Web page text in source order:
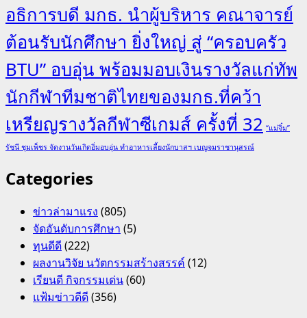
อธิการบดี มกธ. นำผู้บริหาร คณาจารย์
ต้อนรับนักศึกษา ยิ่งใหญ่ สู่ “ครอบครัว
BTU” อบอุ่น พร้อมมอบเงินรางวัลแก่ทัพ
นักกีฬาทีมชาติไทยของมกธ.ที่คว้า
เหรียญรางวัลกีฬาซีเกมส์ ครั้งที่ 32 “แม่จิ๋ม”
รัชนี ชุมเพ็ชร จัดงานวันเกิดอิ่มอบอุ่น ทำอาหารเลี้ยงนักบาสฯ เบญจมราชานุสรณ์
Categories
ข่าวล่ามาแรง (805)
จัดอันดับการศึกษา (5)
ทุนดีดี(222)
ผลงานวิจัย นวัตกรรมสร้างสรรค์(12)
เรียนดี กิจกรรมเด่น(60)
แฟ้มข่าวดีดี(356)